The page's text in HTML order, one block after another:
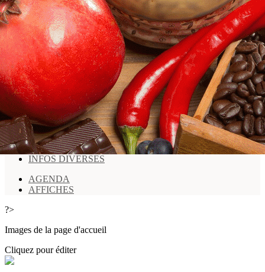
INFOS UTILES▴▾
HORAIRES
INFOS DIVERSES
MANIFESTATIONS▴▾
AGENDA
AFFICHES
VENTES▴▾
ESPACE MEMBRE▴▾
Se connecter
HORAIRES
INFOS DIVERSES
AGENDA
AFFICHES
?>
Images de la page d'accueil
Cliquez pour éditer